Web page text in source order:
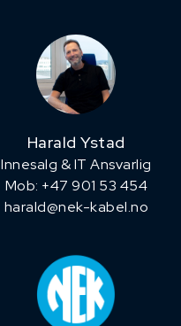
Harald Ystad
Innesalg & IT Ansvarlig
Mob: +47 901 53 454
harald@nek-kabel.no